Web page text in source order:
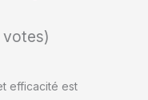
efficacité est